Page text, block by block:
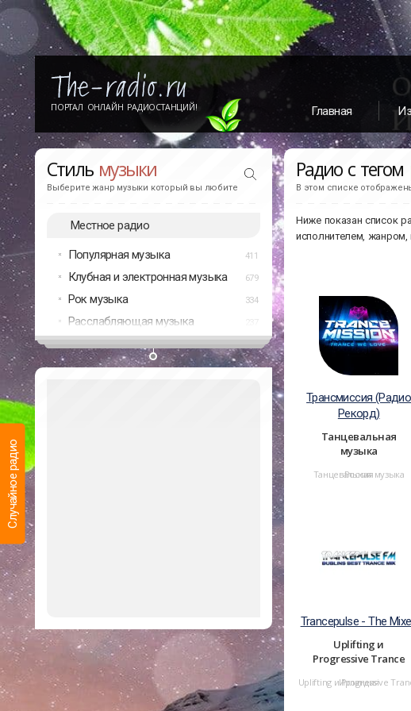
Случайное радио
ПОРТАЛ ОНЛАЙН РАДИОСТАНЦИЙ! Главная
Стиль музыки
Выберите жанр музыки который вы любите
Местное радио
Популярная музыка 411
Клубная и электронная музыка 679
Рок музыка 334
Расслабляющая музыка
Радио с тегом
В этом списке
Ниже показан список
исполнителем, жанром,
Трансмиссия (Радио
Рекорд)
Танцевальная
музыка
Танцевальная музыка
Россия
Trancepulse - The
Uplifting и
Progressive Trance
Uplifting и Progressive
Ирландия